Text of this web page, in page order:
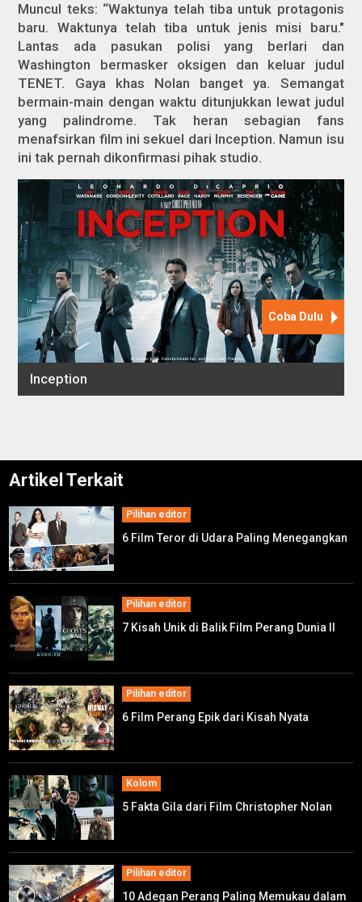
Muncul teks: “Waktunya telah tiba untuk protagonis
baru. Waktunya telah tiba untuk jenis misi baru."
Lantas ada pasukan polisi yang berlari dan
Washington bermasker oksigen dan keluar judul
TENET. Gaya khas Nolan banget ya. Semangat
bermain-main dengan waktu ditunjukkan lewat judul
yang palindrome. Tak heran sebagian fans
menafsirkan film ini sekuel dari Inception. Namun isu
ini tak pernah dikonfirmasi pihak studio.
Artikel Terkait
Pilihan editor
6 Film Teror di Udara Paling Menegangkan
Pilihan editor
7 Kisah Unik di Balik Film Perang Dunia II
Pilihan editor
6 Film Perang Epik dari Kisah Nyata
Kolom
5 Fakta Gila dari Film Christopher Nolan
Pilihan editor
10 Adegan Perang Paling Memukau dalam